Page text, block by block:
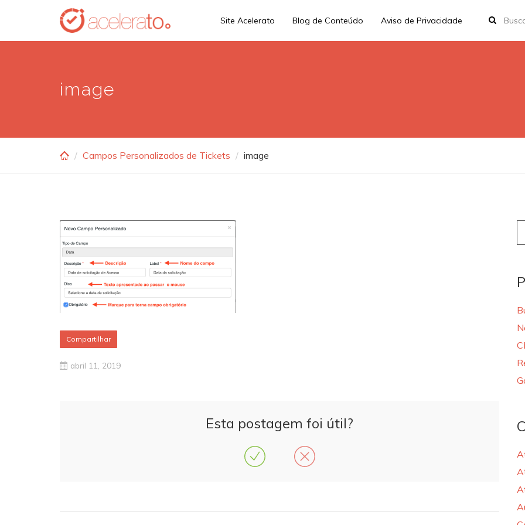
main
Site Acelerato Blog de Conteúdo Aviso de Privacidade
image
Campos Personalizados de Tickets image
Compartilhar
abril 11, 2019
Esta postagem foi útil?